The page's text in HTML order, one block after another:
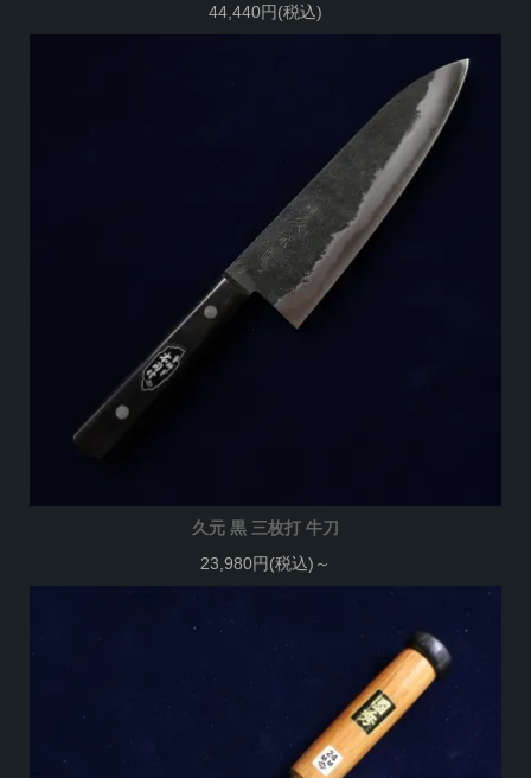
44,440円(税込)
久元 黒 三枚打 牛刀
23,980円(税込)～